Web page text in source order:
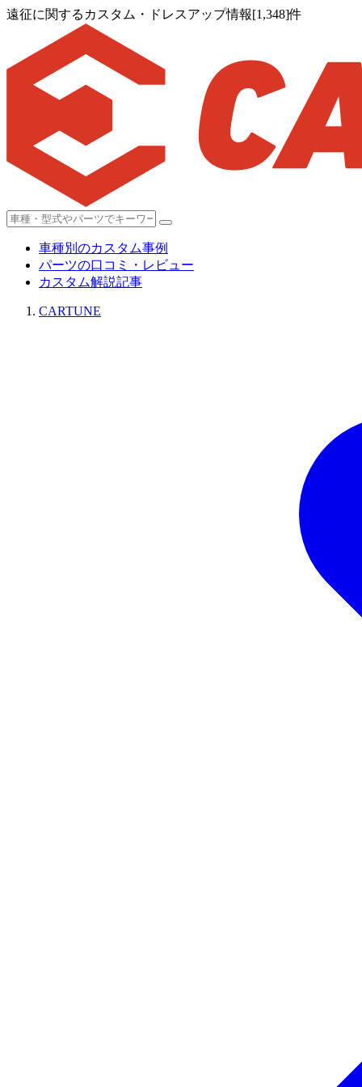
遠征に関するカスタム・ドレスアップ情報[1,348]件
車種別のカスタム事例
パーツの口コミ・レビュー
カスタム解説記事
CARTUNE